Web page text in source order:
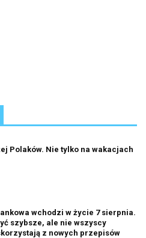
Polaków. Nie tylko na wakacjach
wchodzi w życie 7 sierpnia.
szybsze, ale nie wszyscy
z nowych przepisów